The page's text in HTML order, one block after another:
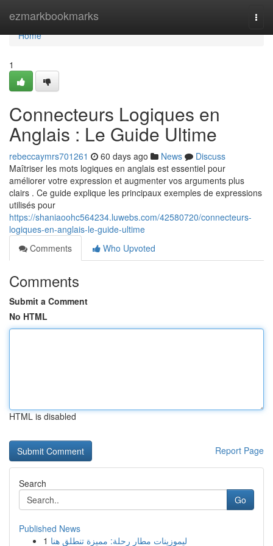
ezmarkbookmarks
Home
Home
1
Connecteurs Logiques en
Anglais : Le Guide Ultime
rebeccaymrs701261 60 days ago News
Discuss
Maîtriser les mots logiques en anglais est essentiel pour
améliorer votre expression et augmenter vos arguments plus
clairs . Ce guide explique les principaux exemples de expressions
utilisés pour
https://shaniaoohc564234.luwebs.com/42580720/connecteurs-
logiques-en-anglais-le-guide-ultime
Comments
Who Upvoted
Comments
Submit a Comment
No HTML
HTML is disabled
Report Page
Search
Go
Published News
1 ليموزينات مطار رحلة: مميزة تنطلق هنا